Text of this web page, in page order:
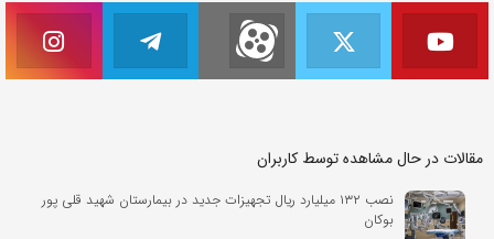
مقالات در حال مشاهده توسط کاربران
نصب ۱۳۲ میلیارد ریال تجهیزات جدید در بیمارستان شهید قلی پور
بوکان